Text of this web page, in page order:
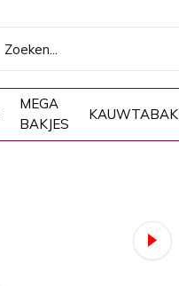
MEGA
BAKJES
KAUWTABAK